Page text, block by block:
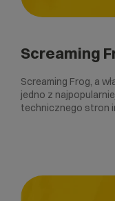
Screaming
Screaming Frog, a
jedno z
technicznego stron